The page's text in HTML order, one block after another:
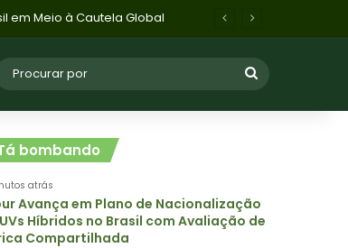
bombando
atrás
Avança em Plano de Nacionalização
Híbridos no Brasil com Avaliação de
Compartilhada